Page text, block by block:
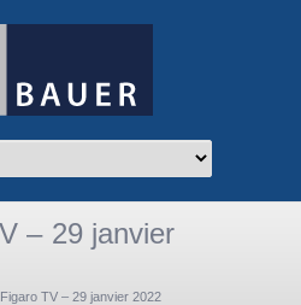
– 29 janvier
TV – 29 janvier 2022